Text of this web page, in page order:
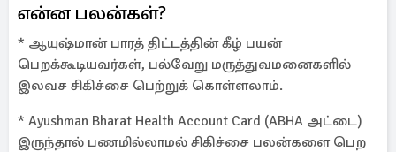
என்ன பலன்கள்?
* ஆயுஷ்மான் பாரத் திட்டத்தின் கீழ் பயன்
பெறக்கூடியவர்கள், பல்வேறு மருத்துவமனைகளில்
இலவச சிகிச்சை பெற்றுக் கொள்ளலாம்.
* Ayushman Bharat Health Account Card (ABHA அட்டை)
இருந்தால் பணமில்லாமல் சிகிச்சை பலன்களை பெற